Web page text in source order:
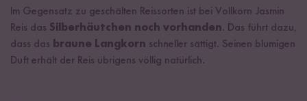
Im Gegensatz zu geschälten Reissorten ist bei Vollkorn Jasmin
Reis das Silberhäutchen noch vorhanden. Das führt dazu,
dass das braune Langkorn schneller sättigt. Seinen blumigen
Duft erhält der Reis übrigens völlig natürlich.